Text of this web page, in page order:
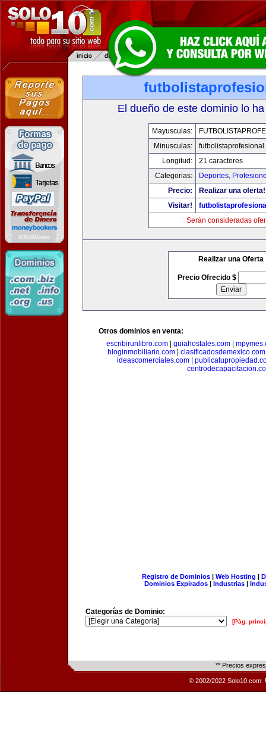
El dueño de este dominio lo
Mayusculas:
Minusculas:
Longitud:
21 caracteres
Categorias:
Deportes,
Precio:
Realizar una oferta!
Visitar!
Serán consideradas
Realizar una Oferta
Precio Ofrecido $
Otros dominios en venta:
escribirunlibro.com| guiahostales.com|
bloginmobiliario.com| clasificadosdemexico.com
ideascomerciales.com|
Registro de Dominios| Web Hosting |
Dominios Expirados | Industrias |
Categorías de Dominio:
[Pág.
** Precios
© 2002/2022 Solo10.com